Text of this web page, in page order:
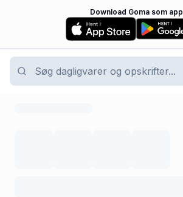
Download Goma som app